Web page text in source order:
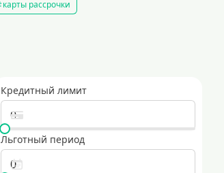
карты рассрочки
Кредитный лимит
Льготный период